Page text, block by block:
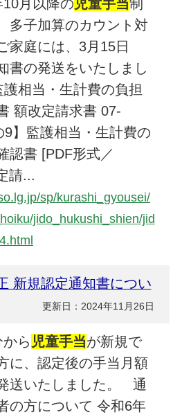
月以降の 児童手当制
多子加算のカウント対
家庭には、3月15日
書の発送をいたしまし
相当・生計費の負担
額改定請求書 07-
9】監護相当・生計費の
認書 [PDF形式／
請...
sp/kurashi_gyousei/
jido_hukushi_shien/jid
新規認定通知書につい
更新日：2024年11月26日
ら 児童手当が新規で
に、認定後の手当月額
送いたしました。 通
の方について 令和6年